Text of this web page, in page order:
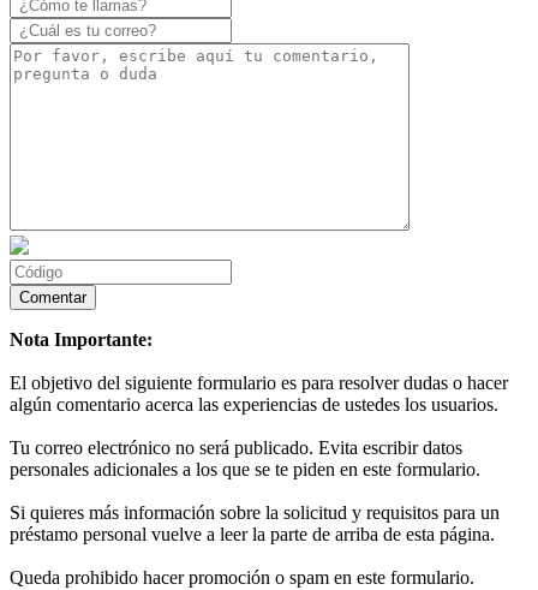
Nota Importante:
El objetivo del siguiente formulario es para resolver dudas o hacer
algún comentario acerca las experiencias de ustedes los usuarios.
Tu correo electrónico no será publicado. Evita escribir datos
personales adicionales a los que se te piden en este formulario.
Si quieres más información sobre la solicitud y requisitos para un
préstamo personal vuelve a leer la parte de arriba de esta página.
Queda prohibido hacer promoción o spam en este formulario.